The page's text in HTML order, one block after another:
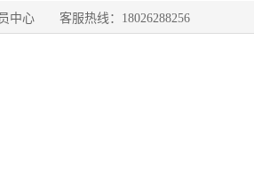
中心 客服热线：18026288256